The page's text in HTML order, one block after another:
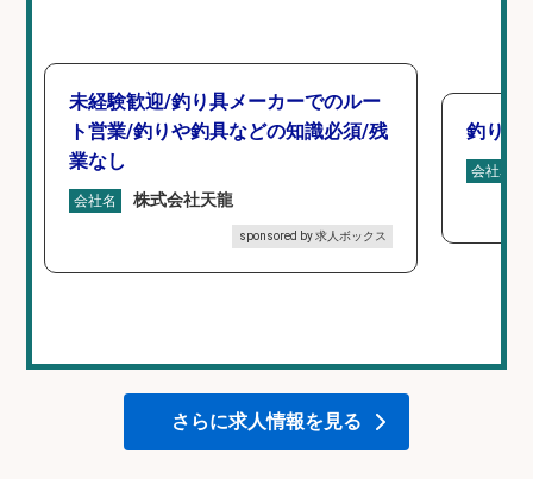
未経験歓迎/釣り具メーカーでのルー
ト営業/釣りや釣具などの知識必須/残
業なし
会社名 株式会社天龍
sponsored by 求人ボックス
釣り具
会社名
さらに求人情報を見る